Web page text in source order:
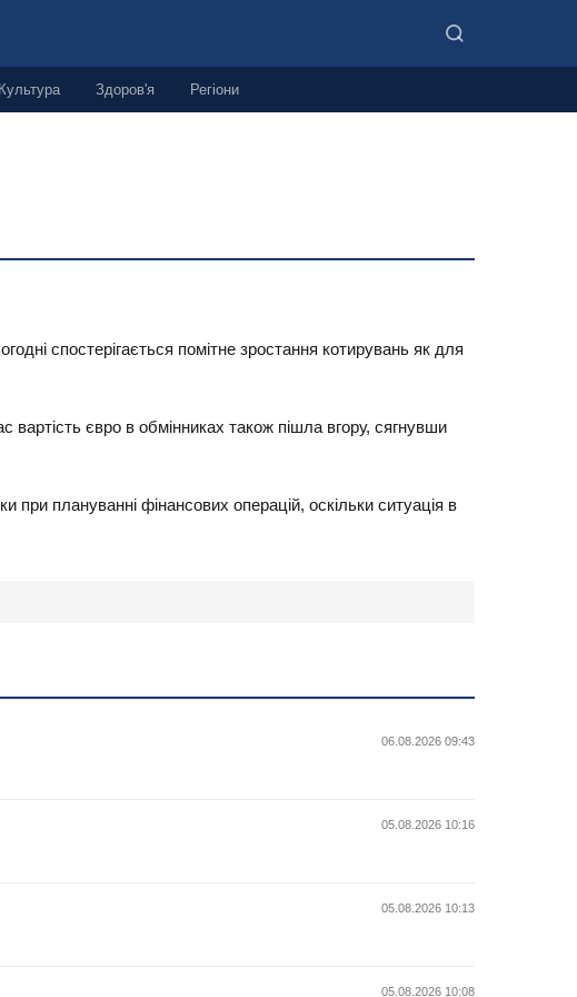
Культура Здоров'я Регіони
спостерігається помітне зростання котирувань як для
євро в обмінниках також пішла вгору, сягнувши
плануванні фінансових операцій, оскільки ситуація в
06.08.2026 09:43
05.08.2026 10:16
05.08.2026 10:13
05.08.2026 10:08